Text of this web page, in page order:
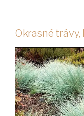
Okrasné